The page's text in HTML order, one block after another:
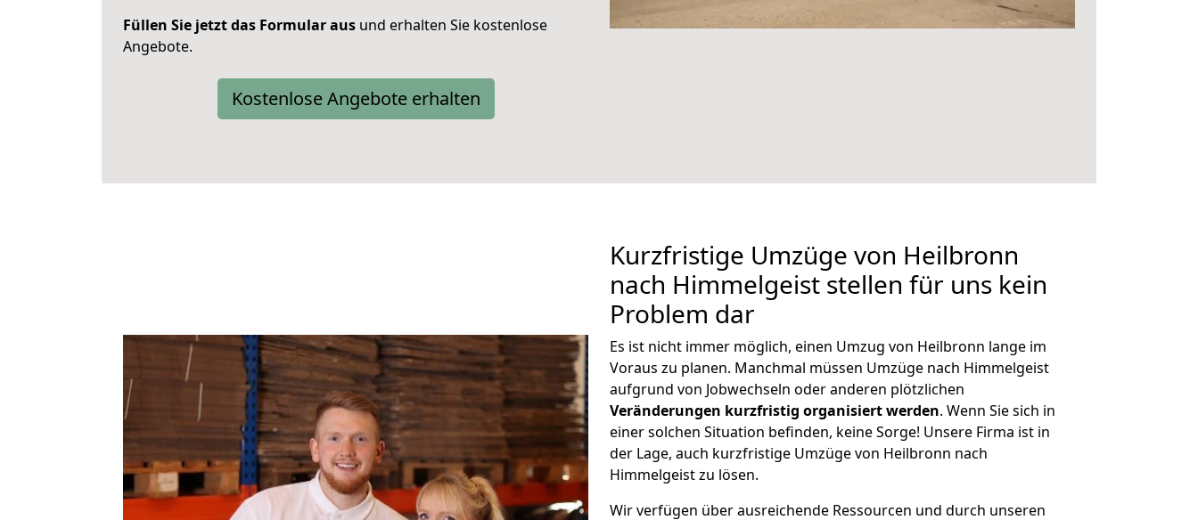
Füllen Sie jetzt das Formular aus und erhalten Sie kostenlose
Angebote.
Kostenlose Angebote erhalten
Kurzfristige Umzüge von Heilbronn
nach Himmelgeist stellen für uns kein
Problem dar
Es ist nicht immer möglich, einen Umzug von Heilbronn lange im
Voraus zu planen. Manchmal müssen Umzüge nach Himmelgeist
aufgrund von Jobwechseln oder anderen plötzlichen
Veränderungen kurzfristig organisiert werden. Wenn Sie sich in
einer solchen Situation befinden, keine Sorge! Unsere Firma ist in
der Lage, auch kurzfristige Umzüge von Heilbronn nach
Himmelgeist zu lösen.
Wir verfügen über ausreichende Ressourcen und durch unseren